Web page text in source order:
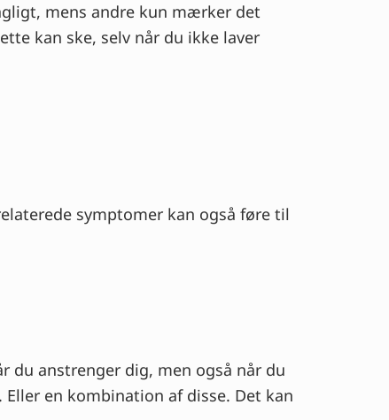
mens andre kun mærker det
kan ske, selv når du ikke laver
symptomer kan også føre til
du anstrenger dig, men også når du
en kombination af disse. Det kan